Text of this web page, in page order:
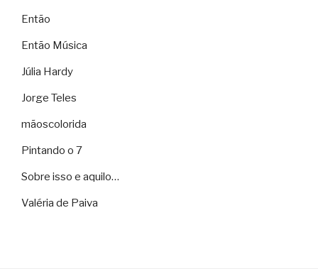
Então
Então Música
Júlia Hardy
Jorge Teles
mãoscolorida
Pintando o 7
Sobre isso e aquilo…
Valéria de Paiva